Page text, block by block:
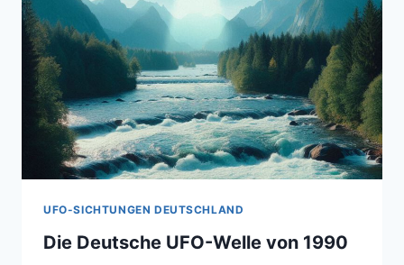
UFO-SICHTUNGEN DEUTSCHLAND
Die Deutsche UFO-Welle von 1990